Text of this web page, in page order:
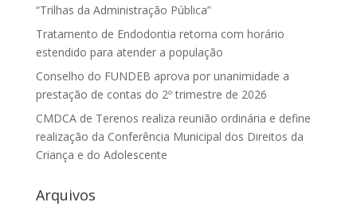
“Trilhas da Administração Pública”
Tratamento de Endodontia retorna com horário
estendido para atender a população
Conselho do FUNDEB aprova por unanimidade a
prestação de contas do 2º trimestre de 2026
CMDCA de Terenos realiza reunião ordinária e define
realização da Conferência Municipal dos Direitos da
Criança e do Adolescente
Arquivos